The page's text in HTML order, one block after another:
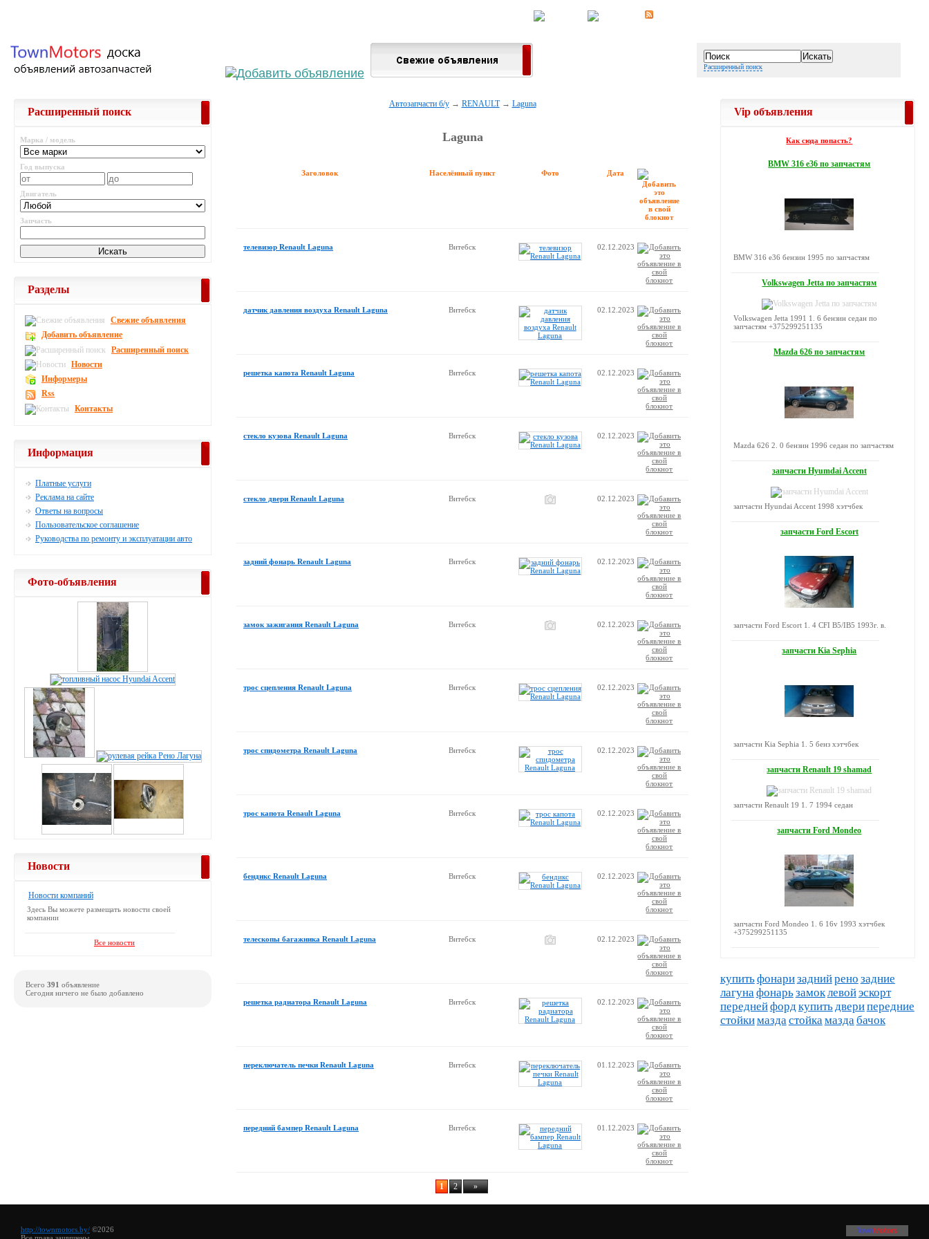
Расширенный поиск
Автозапчасти б/у→ RENAULT→ Laguna
Laguna
Заголовок Дата
Фото
Населённый пункт
телевизор Renault Laguna 02.12.2023
Витебск
датчик давления воздуха Renault Laguna 02.12.2023
Витебск
решетка капота Renault Laguna 02.12.2023
Витебск
стекло кузова Renault Laguna 02.12.2023
Витебск
стекло двери Renault Laguna 02.12.2023
Витебск
задний фонарь Renault Laguna 02.12.2023
Витебск
замок зажигания Renault Laguna 02.12.2023
Витебск
трос сцепления Renault Laguna 02.12.2023
Витебск
трос спидометра Renault Laguna 02.12.2023
Витебск
трос капота Renault Laguna 02.12.2023
Витебск
бендикс Renault Laguna 02.12.2023
Витебск
телескопы багажника Renault Laguna 02.12.2023
Витебск
решетка радиатора Renault Laguna 02.12.2023
Витебск
переключатель печки Renault Laguna 01.12.2023
Витебск
передний бампер Renault Laguna 01.12.2023
Витебск
1 2 »
Расширенный поиск
Марка / модель
Год выпуска
Двигатель
Запчасть
Разделы
Свежие объявления
Добавить объявление
Расширенный поиск
Новости
Информеры
Rss
Контакты
Информация
Платные услуги
Реклама на сайте
Ответы на вопросы
Пользовательское соглашение
Руководства по ремонту и эксплуатации авто
Фото-объявления
Новости
Новости компаний
Здесь Вы можете размещать новости своей
компании
Все новости
Всего 391 объявление
Сегодня ничего не было добавлено
Vip объявления
Как сюда попасть?
BMW 316 е36 по запчастям
BMW 316 е36 бензин 1995 по запчастям
Volkswagen Jetta по запчастям
Volkswagen Jetta 1991 1. 6 бензин седан по
запчастям +375299251135
Mazda 626 по запчастям
Mazda 626 2. 0 бензин 1996 седан по запчастям
запчасти Hyumdai Accent
запчасти Hyundai Accent 1998 хэтчбек
запчасти Ford Escort
запчасти Ford Escort 1. 4 CFI B5/IB5 1993г. в.
запчасти Kia Sephia
запчасти Kia Sephia 1. 5 бенз хэтчбек
запчасти Renault 19 shamad
запчасти Renault 19 1. 7 1994 седан
запчасти Ford Mondeo
запчасти Ford Mondeo 1. 6 16v 1993 хэтчбек
+375299251135
купитьфонаризаднийрено задние
лагунафонарьзамоклевойэскорт
переднейфордкупитьдверипередние
стойкимаздастойкамаздабачок
http://townmotors.by/ ©2026